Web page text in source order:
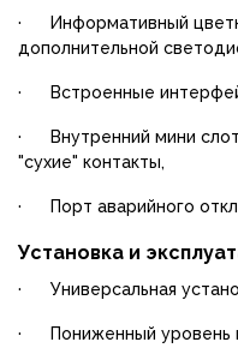
· Информативный
дополнительной
· Встроенные
· Внутренний мини слот
"сухие" контакты,
· Порт аварийного
Установка и
· Универсальная
· Пониженный уровень